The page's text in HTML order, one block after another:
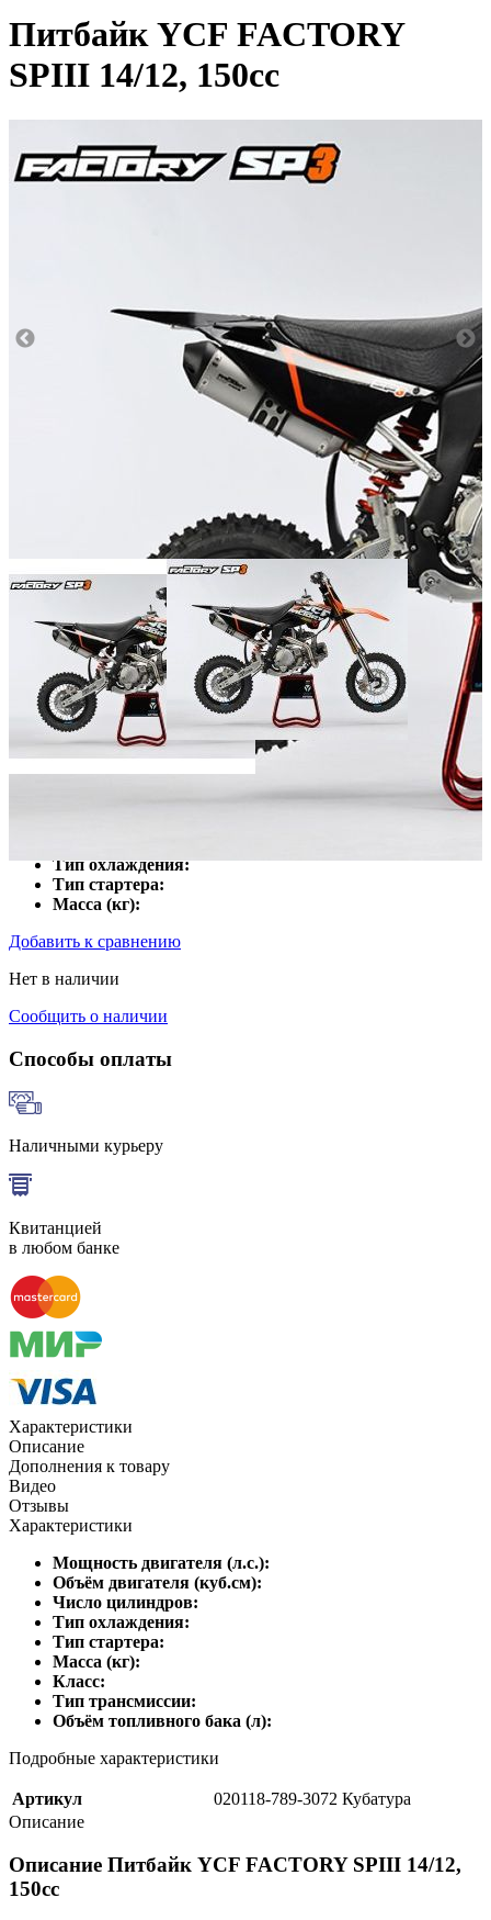
Питбайк YCF FACTORY
SPIII 14/12, 150cc
Мощность двигателя (л.с.):
Тип охлаждения:
Тип стартера:
Масса (кг):
Добавить к сравнению
Нет в наличии
Сообщить о наличии
Способы оплаты
Наличными курьеру
Квитанцией
в любом банке
Характеристики
Описание
Дополнения к товару
Видео
Отзывы
Характеристики
Мощность двигателя (л.с.):
Объём двигателя (куб.см):
Число цилиндров:
Тип охлаждения:
Тип стартера:
Масса (кг):
Класс:
Тип трансмиссии:
Объём топливного бака (л):
Подробные характеристики
Артикул
020118-789-3072 Кубатура
Описание
Описание Питбайк YCF FACTORY SPIII 14/12,
150cc